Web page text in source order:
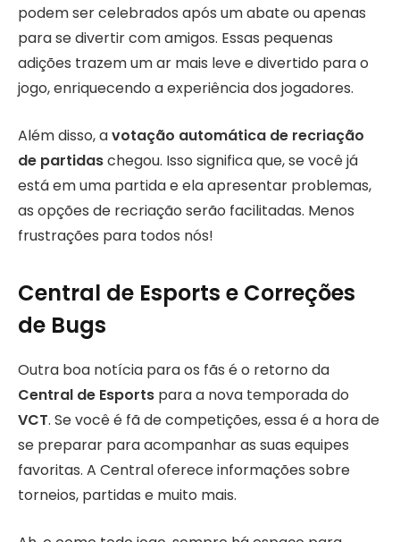
podem ser celebrados após um abate ou apenas
para se divertir com amigos. Essas pequenas
adições trazem um ar mais leve e divertido para o
jogo, enriquecendo a experiência dos jogadores.
Além disso, avotação automática de recriação
de partidaschegou. Isso significa que, se você já
está em uma partida e ela apresentar problemas,
as opções de recriação serão facilitadas. Menos
frustrações para todos nós!
Central de Esports e Correções
de Bugs
Outra boa notícia para os fãs é o retorno da
Central de Esports para a nova temporada do
VCT. Se você é fã de competições, essa é a hora de
se preparar para acompanhar as suas equipes
favoritas. A Central oferece informações sobre
torneios, partidas e muito mais.